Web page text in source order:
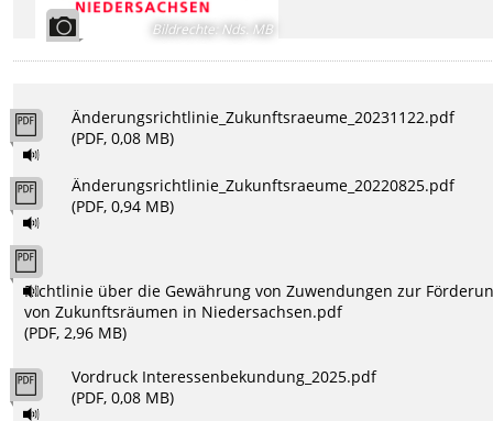
Bildrechte: Nds. MB
Änderungsrichtlinie_Zukunftsraeume_20231122.pdf
(PDF, 0,08 MB)
Änderungsrichtlinie_Zukunftsraeume_20220825.pdf
(PDF, 0,94 MB)
Richtlinie über die Gewährung von Zuwendungen zur
von Zukunftsräumen in Niedersachsen.pdf
(PDF, 2,96 MB)
Vordruck Interessenbekundung_2025.pdf
(PDF, 0,08 MB)